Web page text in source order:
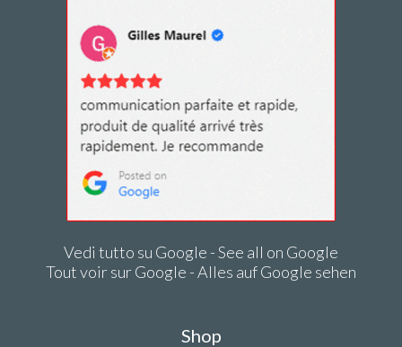
Vedi tutto su Google - See all on Google
Tout voir sur Google - Alles auf Google sehen
Shop